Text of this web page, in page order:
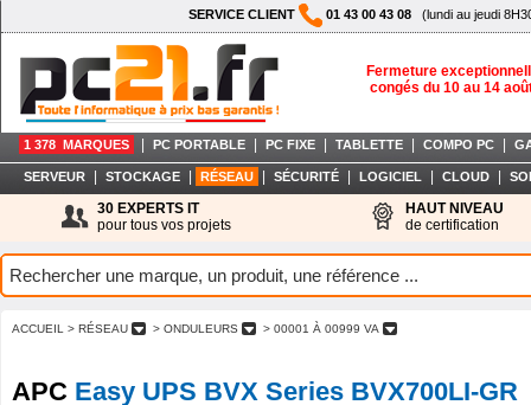
SERVICE CLIENT 01 43 00 43 08 (lundi au jeudi
Fermeture
congés du 10 au 14
1 378 MARQUES PC PORTABLE PC FIXE TABLETTE COMPO PC
SERVEUR STOCKAGE RÉSEAU SÉCURITÉ LOGICIEL CLOUD
30 EXPERTS IT
pour tous vos projets
HAUT NIVEAU
de certification
ACCUEIL > RÉSEAU > ONDULEURS > 00001 À 00999 VA
APC Easy UPS BVX Series BVX700LI-GR